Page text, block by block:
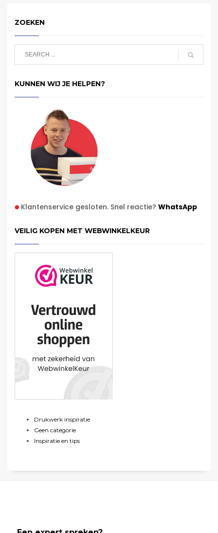
ZOEKEN
KUNNEN WIJ JE HELPEN?
Klantenservice gesloten. Snel reactie? WhatsApp
VEILIG KOPEN MET WEBWINKELKEUR
Drukwerk inspiratie
Geen categorie
Inspiratie en tips